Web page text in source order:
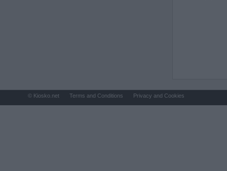
© Kiosko.net Terms and Conditions Privacy and Cookies